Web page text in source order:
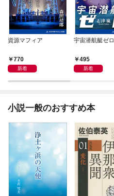
資源マフィア
770
新着
宇宙潜航艇ゼロ
495
新着
小説一般のおすすめ本